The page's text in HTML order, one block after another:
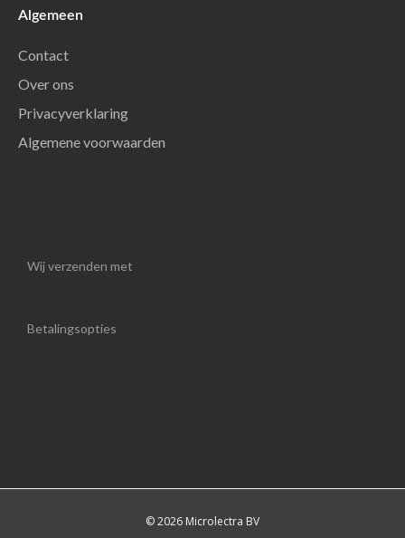
Algemeen
Contact
Over ons
Privacyverklaring
Algemene voorwaarden
Wij verzenden met
Betalingsopties
© 2026 Microlectra BV